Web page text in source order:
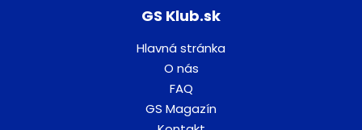
GS Klub.sk
Hlavná stránka
O nás
FAQ
GS Magazín